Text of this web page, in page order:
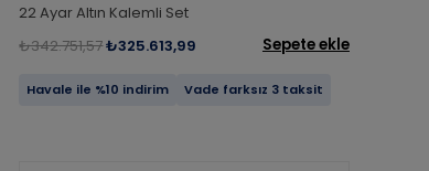
22 Ayar Altın Kalemli Set
₺342.751,57₺325.613,99 Sepete ekle
Havale ile %10 indirim Vade farksız 3 taksit